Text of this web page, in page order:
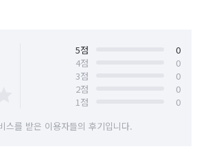
5점
0
4점
0
3점
0
2점
0
1점
0
스를 받은 이용자들의 후기입니다.